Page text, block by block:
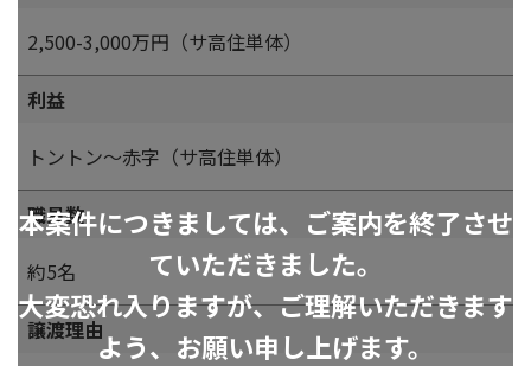
本案件につきましては、ご案内を終了させ
ていただきました。
大変恐れ入りますが、ご理解いただきます
よう、お願い申し上げます。
2,500-3,000万円（サ高住単体）
利益
トントン～赤字（サ高住単体）
職員数
約5名
譲渡理由